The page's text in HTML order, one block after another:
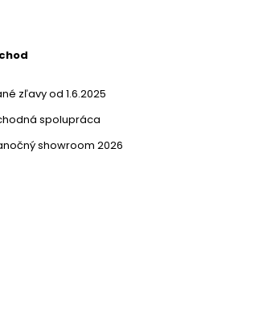
zľavy od 1.6.2025
spolupráca
showroom 2026